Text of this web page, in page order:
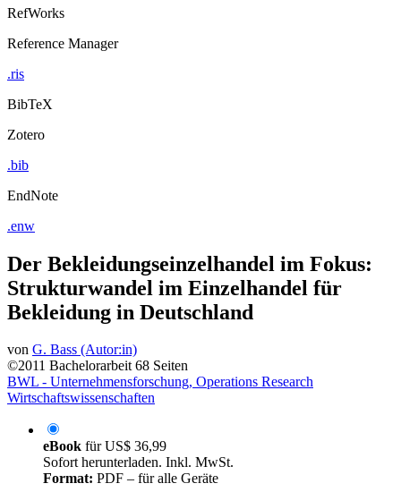
RefWorks
Reference Manager
.ris
BibTeX
Zotero
.bib
EndNote
.enw
Der Bekleidungseinzelhandel im Fokus:
Strukturwandel im Einzelhandel für
Bekleidung in Deutschland
von G. Bass (Autor:in)
©2011 Bachelorarbeit 68 Seiten
BWL - Unternehmensforschung, Operations Research
Wirtschaftswissenschaften
eBook fürUS$ 36,99
Sofort herunterladen. Inkl. MwSt.
Format: PDF – für alle Geräte